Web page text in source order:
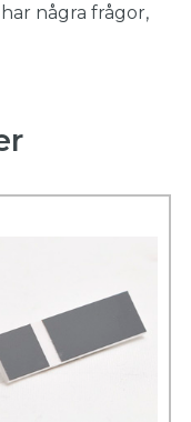
några frågor,